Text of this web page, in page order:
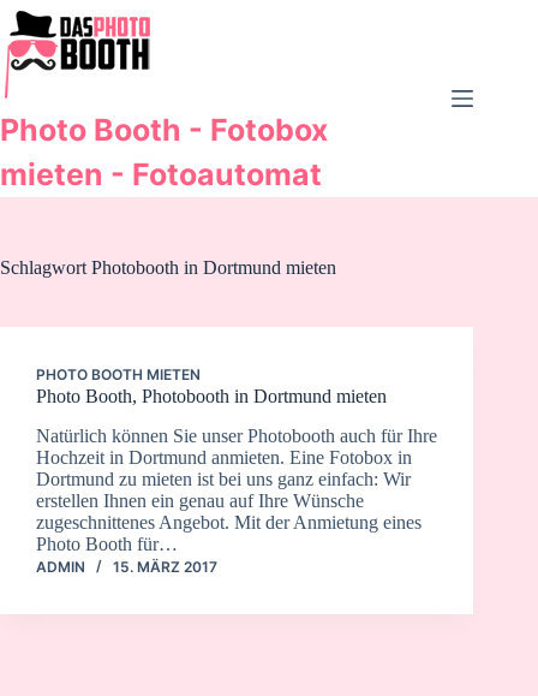
Zum
Inhalt
springen
Photo Booth - Fotobox
mieten - Fotoautomat
Schlagwort Photobooth in Dortmund mieten
PHOTO BOOTH MIETEN
Photo Booth, Photobooth in Dortmund mieten
Natürlich können Sie unser Photobooth auch für Ihre
Hochzeit in Dortmund anmieten. Eine Fotobox in
Dortmund zu mieten ist bei uns ganz einfach: Wir
erstellen Ihnen ein genau auf Ihre Wünsche
zugeschnittenes Angebot. Mit der Anmietung eines
Photo Booth für…
ADMIN 15. MÄRZ 2017